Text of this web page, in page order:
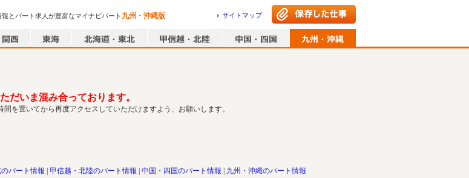
とパート求人が豊富なマイナビパート 九州・沖縄版 サイトマップ
ただいま混み合っております。
を置いてから再度アクセスしていただけますよう、お願いします。
パート情報 甲信越・北陸のパート情報 中国・四国のパート情報 九州・沖縄のパート情報